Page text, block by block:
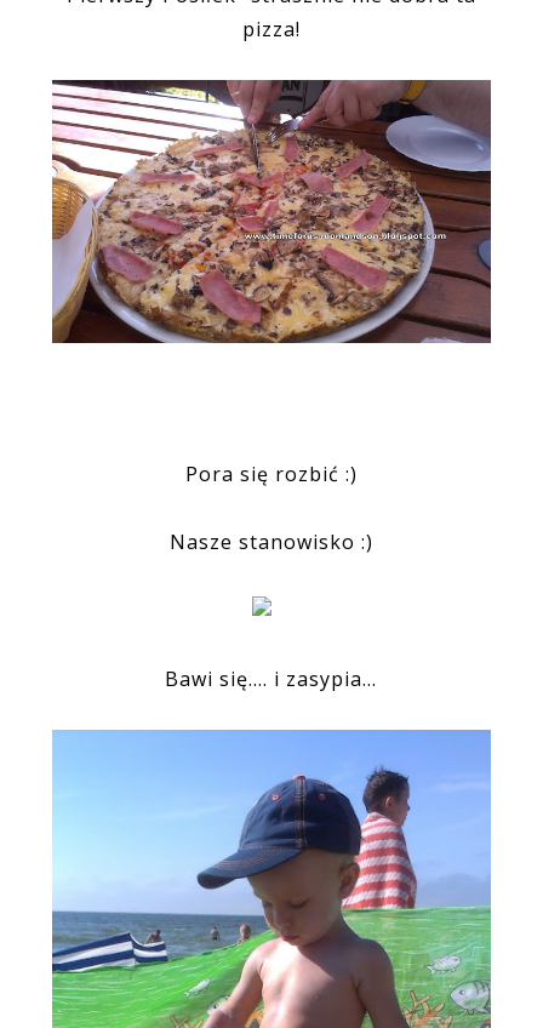
pizza!
Pora się rozbić :)
Nasze stanowisko :)
Bawi się.... i zasypia...